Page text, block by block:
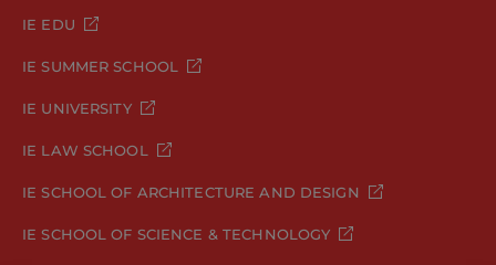
IE EDU
IE SUMMER SCHOOL
IE UNIVERSITY
IE LAW SCHOOL
IE SCHOOL OF ARCHITECTURE AND DESIGN
IE SCHOOL OF SCIENCE & TECHNOLOGY